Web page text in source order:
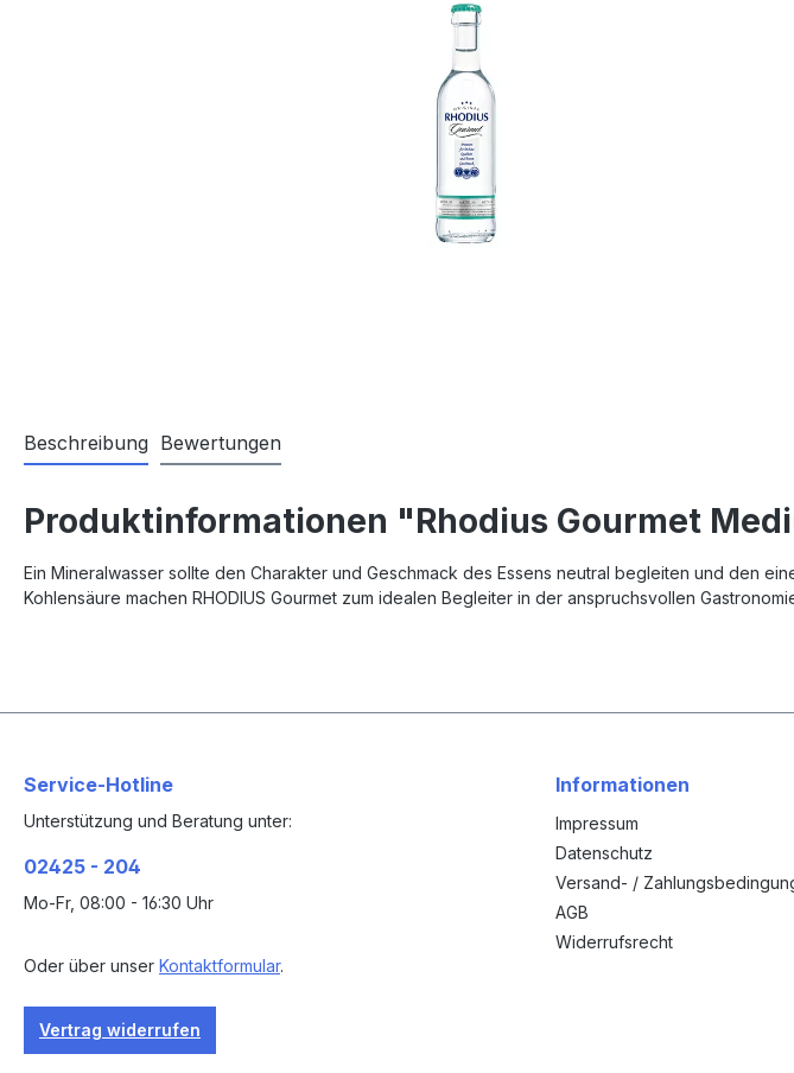
Beschreibung Bewertungen
Produktinformationen "Rhodius Gourmet
Ein Mineralwasser sollte den Charakter und Geschmack des Essens neutral begleiten und den
Kohlensäure machen RHODIUS Gourmet zum idealen Begleiter in der anspruchsvollen
Service-Hotline
Unterstützung und Beratung unter:
02425 - 204
Mo-Fr, 08:00 - 16:30 Uhr
Oder über unser Kontaktformular.
Vertrag widerrufen
Informationen
Impressum
Datenschutz
Versand- /
AGB
Widerrufsrecht